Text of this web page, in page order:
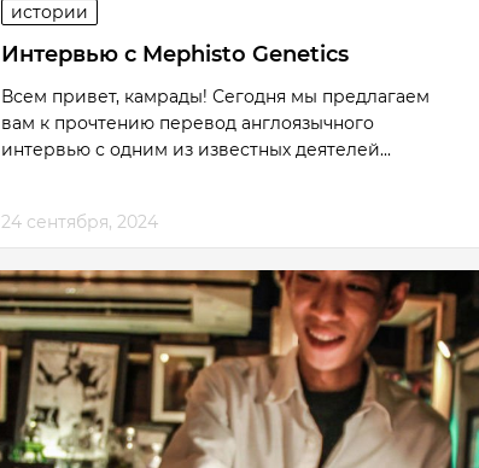
истории
Интервью с Mephisto Genetics
Всем привет, камрады! Сегодня мы предлагаем
вам к прочтению перевод англоязычного
интервью с одним из известных деятелей...
24 сентября, 2024